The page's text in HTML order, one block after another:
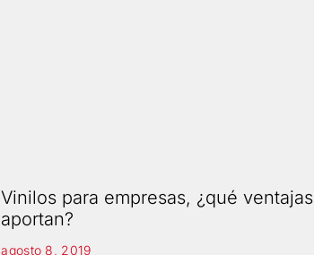
Vinilos para empresas, ¿qué ventajas
aportan?
agosto 8, 2019